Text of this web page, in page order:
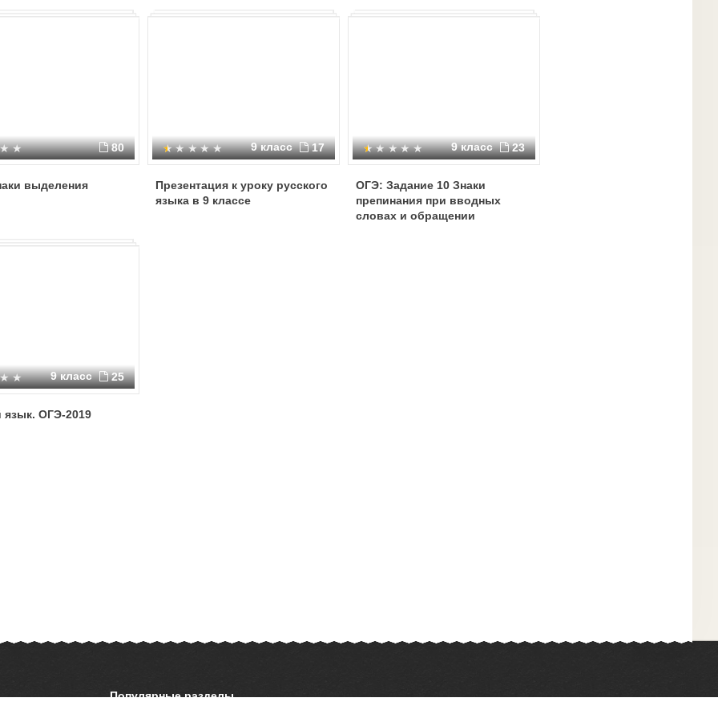
80
выделения
9 класс 17
Презентация к уроку русского
языка в 9 классе
9 класс 23
ОГЭ: Задание 10 Знаки
препинания при вводных
словах и обращении
9 класс 25
язык. ОГЭ-2019
Популярные разделы